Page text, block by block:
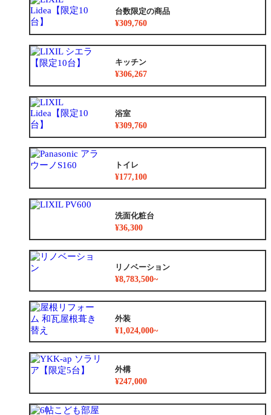
台数限定の商品
¥309,760
キッチン
¥306,267
浴室
¥309,760
トイレ
¥177,100
洗面化粧台
¥36,300
リノベーション
¥8,783,500~
外装
¥1,024,000~
外構
¥247,000